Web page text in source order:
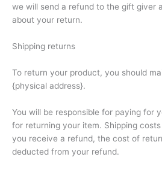
we will send a refund to the gift giver
about your return.
Shipping returns
To return your product, you should
{physical address}.
You will be responsible for paying for
for returning your item. Shipping
you receive a refund, the cost of
deducted from your refund.